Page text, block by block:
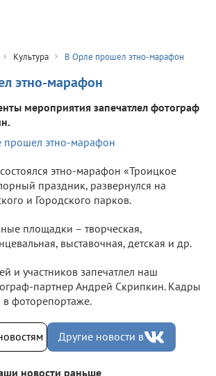
Культура В Орле прошел этно-марафон
этно-марафон
мероприятия запечатлел фотограф
этно-марафон «Троицкое
праздник, развернулся на
и Городского парков.
площадки – творческая,
выставочная, детская и др.
и участников запечатлел наш
партнер Андрей Скрипкин. Кадры
фоторепортаже.
Другие новости в
новости раньше